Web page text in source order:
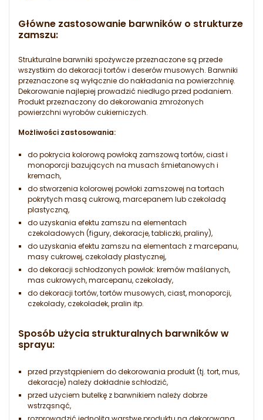
Główne zastosowanie barwników o strukturze
zamszu:
Strukturalne barwniki spożywcze przeznaczone są przede
wszystkim do dekoracji tortów i deserów musowych. Barwniki
przeznaczone są wyłącznie do nakładania na powierzchnię.
Dekorowanie najlepiej prowadzić niedługo przed podaniem.
Produkt przeznaczony do dekorowania zmrożonych
powierzchni wyrobów cukierniczych.
Możliwości zastosowania:
do pokrycia kolorową powłoką zamszową tortów, ciast i
monoporcji bazujących na musach śmietanowych i
kremach,
do stworzenia kolorowej powłoki zamszowej na tortach
pokrytych masą cukrową, marcepanem lub czekoladą
plastyczną,
do uzyskania efektu zamszu na elementach
czekoladowych (figury, dekoracje, tabliczki, praliny),
do uzyskania efektu zamszu na elementach z marcepanu,
masy cukrowej, czekolady plastycznej,
do dekoracji schłodzonych powłok: kremów maślanych,
mas cukrowych, marcepanu, czekolady,
do dekoracji tortów, tortów musowych, ciast, monoporcji,
czekolady, czekoladek, pralin itp.
Sposób użycia strukturalnych barwników w
sprayu:
przed przystąpieniem do dekorowania produkt (tj. tort, mus,
dekoracje) należy dokładnie schłodzić,
przed użyciem butelkę z barwnikiem należy dobrze
wstrząsnąć,